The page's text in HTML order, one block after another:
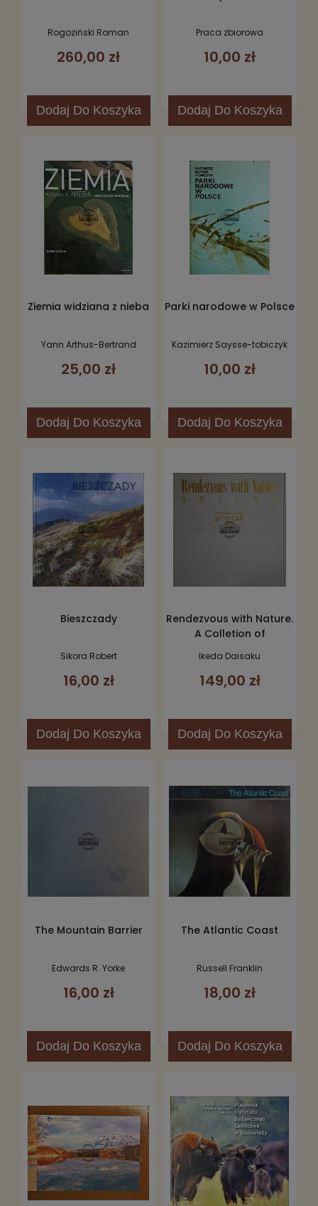
Rogoziński Roman
260,00 zł
Dodaj Do Koszyka
Praca zbiorowa
10,00 zł
Dodaj Do Koszyka
Ziemia widziana z nieba
Yann Arthus-Bertrand
25,00 zł
Dodaj Do Koszyka
Parki narodowe w Polsce
Kazimierz Saysse-tobiczyk
10,00 zł
Dodaj Do Koszyka
Bieszczady
Sikora Robert
16,00 zł
Dodaj Do Koszyka
Rendezvous with Nature.
A Colletion of
Ikeda
Ikeda Daisaku
149,00 zł
Dodaj Do Koszyka
The Mountain Barrier
Edwards R. Yorke
16,00 zł
Dodaj Do Koszyka
The Atlantic Coast
Russell Franklin
18,00 zł
Dodaj Do Koszyka